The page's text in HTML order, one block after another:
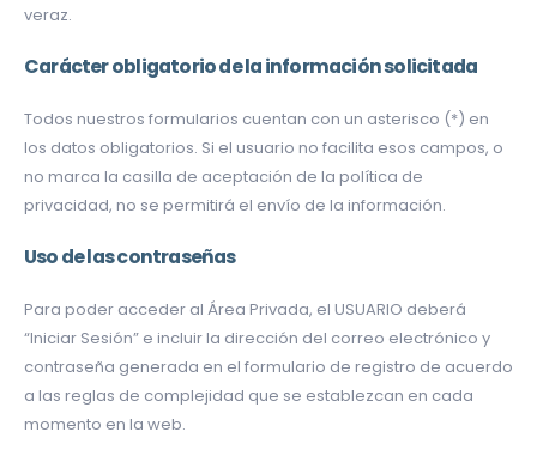
veraz.
Carácter obligatorio de la información solicitada
Todos nuestros formularios cuentan con un asterisco (*) en
los datos obligatorios. Si el usuario no facilita esos campos, o
no marca la casilla de aceptación de la política de
privacidad, no se permitirá el envío de la información.
Uso de las contraseñas
Para poder acceder al Área Privada, el USUARIO deberá
“Iniciar Sesión” e incluir la dirección del correo electrónico y
contraseña generada en el formulario de registro de acuerdo
a las reglas de complejidad que se establezcan en cada
momento en la web.